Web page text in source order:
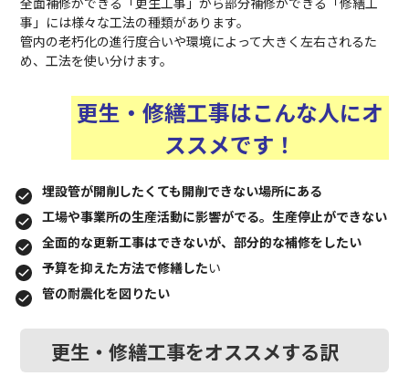
事」には様々な工法の種類があります。
管内の老朽化の進行度合いや環境によって大きく左右されるた
め、工法を使い分けます。
更生・修繕工事はこんな人にオ
ススメです！
埋設管が開削したくても開削できない場所にある
工場や事業所の生産活動に影響がでる。生産停止ができない
全面的な更新工事はできないが、部分的な補修をしたい
予算を抑えた方法で修繕したい
管の耐震化を図りたい
更生・修繕工事をオススメする訳